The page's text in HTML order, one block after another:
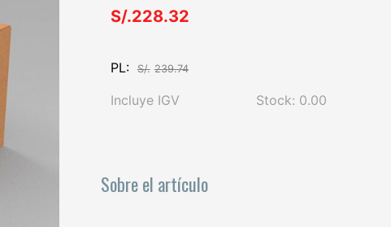
S/.228.32
PL: S/. 239.74
Incluye IGV Stock: 0.00
Sobre el artículo